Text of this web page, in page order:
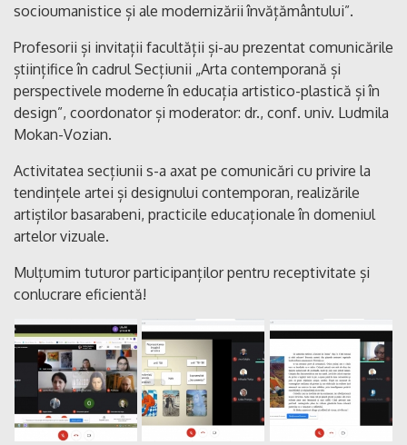
socioumanistice și ale modernizării învățământului”.
Profesorii și invitații facultății și-au prezentat comunicările
științifice în cadrul Secțiunii „Arta contemporană și
perspectivele moderne în educația artistico-plastică și în
design”, coordonator și moderator: dr., conf. univ. Ludmila
Mokan-Vozian.
Activitatea secțiunii s-a axat pe comunicări cu privire la
tendințele artei și designului contemporan, realizările
artiștilor basarabeni, practicile educaționale în domeniul
artelor vizuale.
Mulțumim tuturor participanților pentru receptivitate și
conlucrare eficientă!